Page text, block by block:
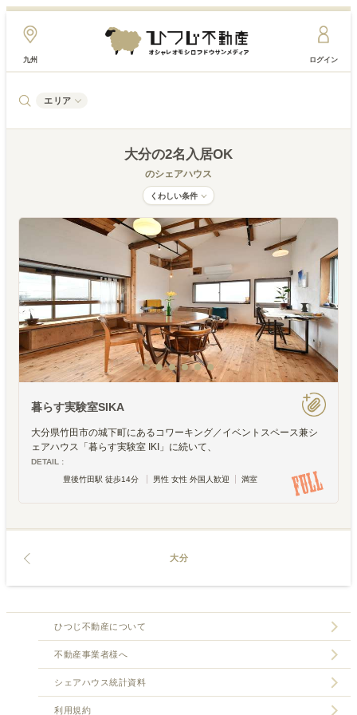
九州 ログイン
エリア
大分の2名入居OK
のシェアハウス
くわしい条件
暮らす実験室SIKA
大分県竹田市の城下町にあるコワーキング／イベントスペース兼シ
ェアハウス「暮らす実験室 IKI」に続いて、
DETAIL :
豊後竹田駅 徒歩14分
男性 女性 外国人歓迎 満室
大分
ひつじ不動産について
不動産事業者様へ
シェアハウス統計資料
利用規約